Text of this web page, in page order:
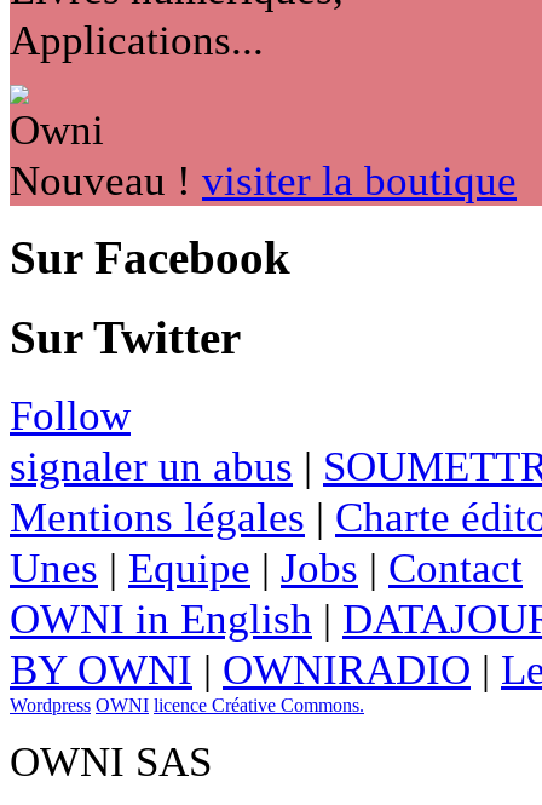
Applications...
Nouveau ! visiter la boutique
Sur Facebook
Sur Twitter
Follow
signaler un abus |
Mentions légales | Charte
Unes | Equipe | Jobs | Contact
OWNI in English |
BY OWNI | OWNIRADIO |
Wordpress OWNI licence Créative Commons.
OWNI SAS